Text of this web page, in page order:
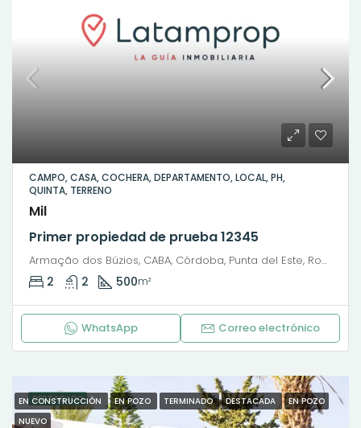
CAMPO, CASA, COCHERA, DEPARTAMENTO, LOCAL, PH,
QUINTA, TERRENO
Mil
Primer propiedad de prueba 12345
Armação dos Búzios, CABA, Córdoba, Punta del Este, Rosario, Santiago de Chile, Valparaíso, Villa Dolores, Viña del Mar, Avenida José Bento Ribeiro Dantas
2 2 500m²
WhatsApp Correo electrónico
DESTACADO
EN CONSTRUCCIÓN EN POZO TERMINADO DESTACADA
EN POZO
NUEVO